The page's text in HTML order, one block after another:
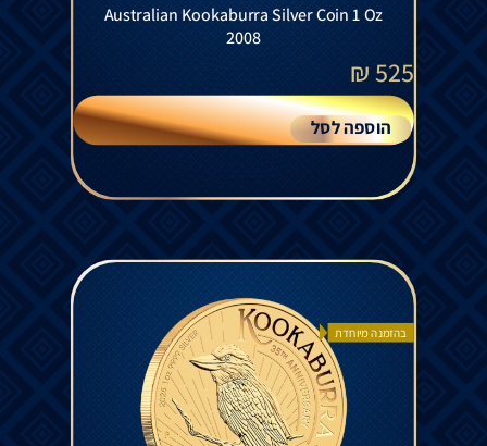
Australian Kookaburra Silver Coin 1 Oz
2008
525
₪
הוספה לסל
בהזמנה מיוחדת